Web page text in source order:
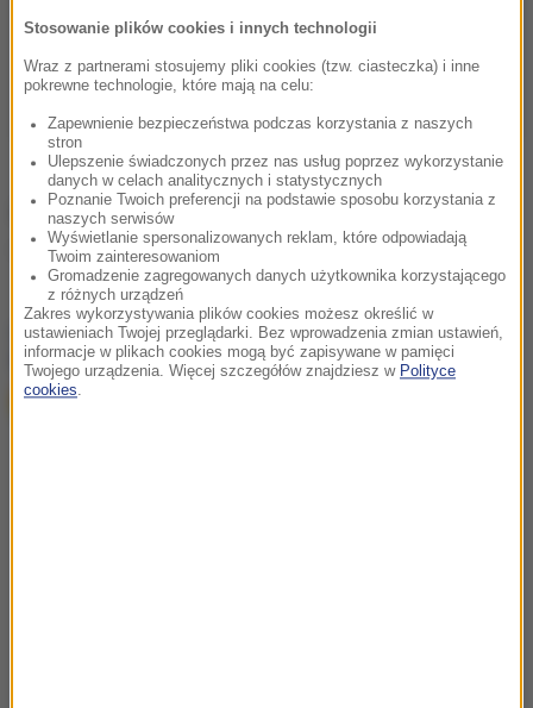
Źródło: RMF FM
Tagi:Gdańskporwanie
chcesz widzieć więcej artykułów od RMF24?dodaj w
Google
Stosowanie plików cookies i innych technologii
Wraz z partnerami stosujemy pliki cookies (tzw. ciasteczka) i inne
pokrewne technologie, które mają na celu:
Zapewnienie bezpieczeństwa podczas korzystania z naszych
stron
Ulepszenie świadczonych przez nas usług poprzez wykorzystanie
danych w celach analitycznych i statystycznych
Poznanie Twoich preferencji na podstawie sposobu korzystania z
naszych serwisów
Wyświetlanie spersonalizowanych reklam, które odpowiadają
Twoim zainteresowaniom
Gromadzenie zagregowanych danych użytkownika korzystającego
z różnych urządzeń
Zakres wykorzystywania plików cookies możesz określić w
ustawieniach Twojej przeglądarki. Bez wprowadzenia zmian ustawień,
informacje w plikach cookies mogą być zapisywane w pamięci
Twojego urządzenia. Więcej szczegółów znajdziesz w Polityce
cookies.